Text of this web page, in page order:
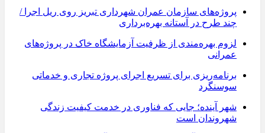
پروژه‌های سازمان عمران شهرداری تبریز روی ریل اجرا /
چند طرح در آستانه بهره‌برداری
لزوم بهره‌مندی از ظرفیت آزمایشگاه خاک در پروژه‌های
عمرانی
برنامه‌ریزی برای تسریع اجرای پروژه تجاری و خدماتی
سوسنگرد
شهر آینده؛ جایی که فناوری در خدمت کیفیت زندگی
شهروندان است